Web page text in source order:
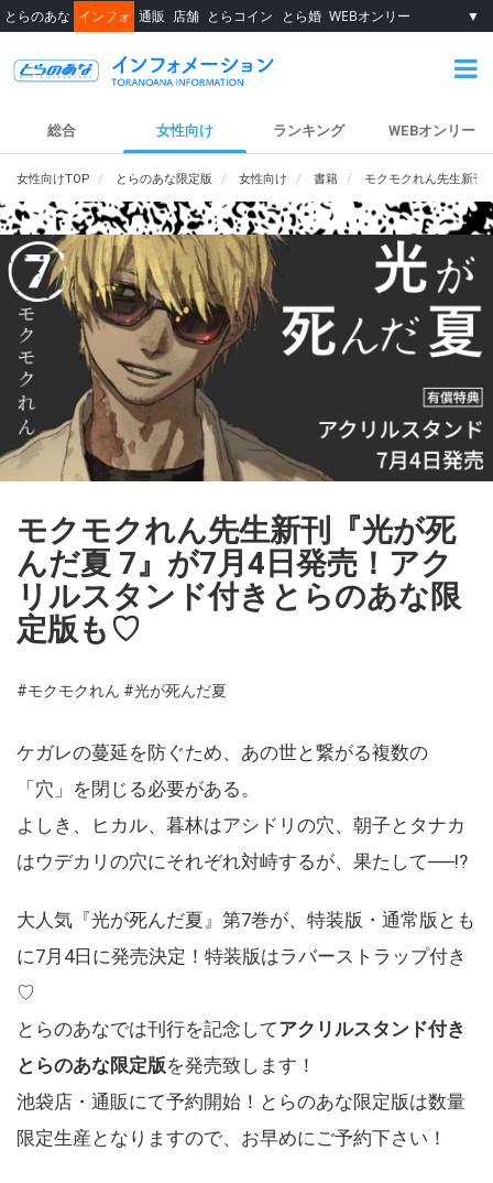
とらのあな インフォ 通販 店舗 とらコイン とら婚 WEBオンリー ▼
総合 女性向け ランキング WEBオンリー
女性向けTOP とらのあな限定版 女性向け 書籍 モクモクれん先生新刊
モクモクれん先生新刊『光が死
んだ夏 7』が7月4日発売！アク
リルスタンド付きとらのあな限
定版も♡
#モクモクれん #光が死んだ夏
ケガレの蔓延を防ぐため、あの世と繋がる複数の
「穴」を閉じる必要がある。
よしき、ヒカル、暮林はアシドリの穴、朝子とタナカ
はウデカリの穴にそれぞれ対峙するが、果たして──!?
大人気『光が死んだ夏』第7巻が、特装版・通常版とも
に7月4日に発売決定！特装版はラバーストラップ付き
♡
とらのあなでは刊行を記念してアクリルスタンド付き
とらのあな限定版を発売致します！
池袋店・通販にて予約開始！とらのあな限定版は数量
限定生産となりますので、お早めにご予約下さい！